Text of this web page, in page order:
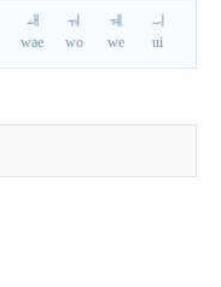
ㅙ
wae
ㅝ
wo
ㅞ
we
ㅢ
ui